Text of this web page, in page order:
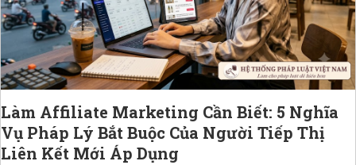
Làm Affiliate Marketing Cần Biết: 5 Nghĩa
Vụ Pháp Lý Bắt Buộc Của Người Tiếp Thị
Liên Kết Mới Áp Dụng